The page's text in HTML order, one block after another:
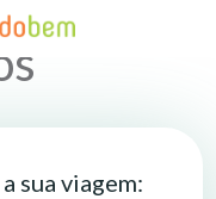
sua viagem: